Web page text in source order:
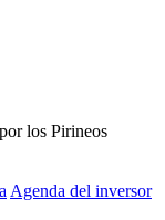
Agenda del inversor